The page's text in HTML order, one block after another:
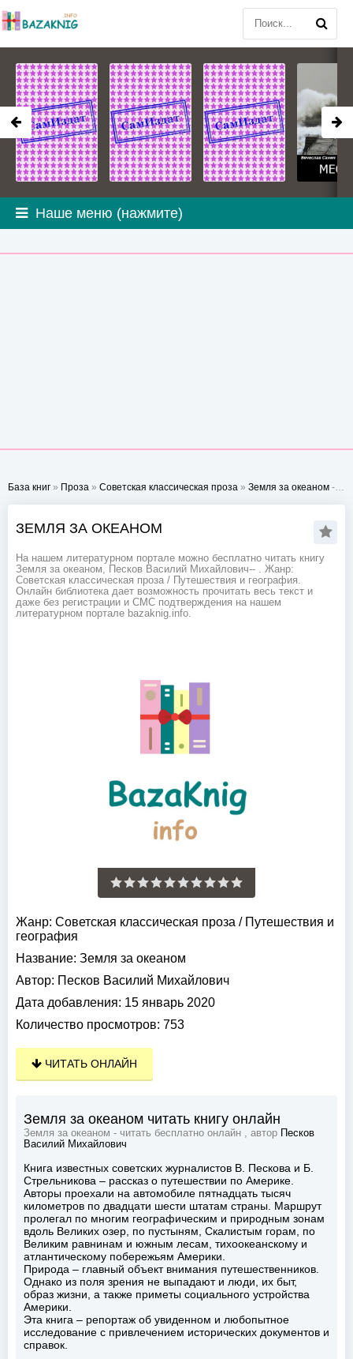
Наше меню (нажмите)
База книг » Проза » Советская классическая проза » Земля за океаном - Стр. 1
ЗЕМЛЯ ЗА ОКЕАНОМ
На нашем литературном портале можно бесплатно читать книгу
Земля за океаном, Песков Василий Михайлович-- . Жанр:
Советская классическая проза / Путешествия и география.
Онлайн библиотека дает возможность прочитать весь текст и
даже без регистрации и СМС подтверждения на нашем
литературном портале bazaknig.info.
Жанр: Советская классическая проза / Путешествия и
география
Название: Земля за океаном
Автор: Песков Василий Михайлович
Дата добавления: 15 январь 2020
Количество просмотров: 753
ЧИТАТЬ ОНЛАЙН
Земля за океаном читать книгу онлайн
Земля за океаном - читать бесплатно онлайн , автор
Песков
Василий Михайлович
Книга известных советских журналистов В. Пескова и Б.
Стрельникова – рассказ о путешествии по Америке.
Авторы проехали на автомобиле пятнадцать тысяч
километров по двадцати шести штатам страны. Маршрут
пролегал по многим географическим и природным зонам
вдоль Великих озер, по пустыням, Скалистым горам, по
Великим равнинам и южным лесам, тихоокеанскому и
атлантическому побережьям Америки.
Природа – главный объект внимания путешественников.
Однако из поля зрения не выпадают и люди, их быт,
образ жизни, а также приметы социального устройства
Америки.
Эта книга – репортаж об увиденном и любопытное
исследование с привлечением исторических документов и
справок.